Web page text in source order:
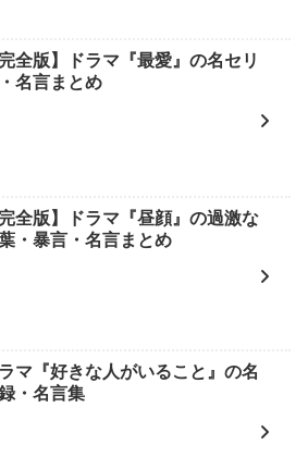
完全版】ドラマ『最愛』の名セリ
名言まとめ
完全版】ドラマ『昼顔』の過激な
・暴言・名言まとめ
ラマ『好きな人がいること』の名
・名言集